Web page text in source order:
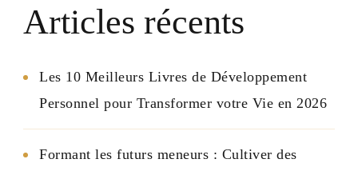
Articles récents
Les 10 Meilleurs Livres de Développement
Personnel pour Transformer votre Vie en 2026
Formant les futurs meneurs : Cultiver des